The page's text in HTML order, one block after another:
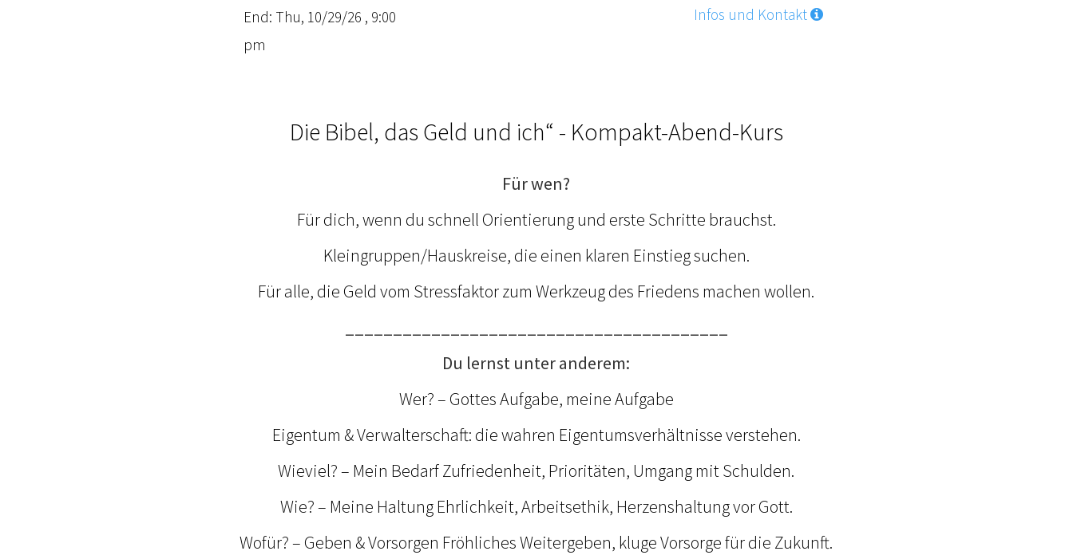
End: Thu, 10/29/26 , 9:00
pm
Infos und Kontakt
Die Bibel, das Geld und ich“ - Kompakt-Abend-Kurs
Für wen?
Für dich, wenn du schnell Orientierung und erste Schritte brauchst.
Kleingruppen/Hauskreise, die einen klaren Einstieg suchen.
Für alle, die Geld vom Stressfaktor zum Werkzeug des Friedens machen wollen.
Du lernst unter anderem:
Wer? – Gottes Aufgabe, meine Aufgabe
Eigentum & Verwalterschaft: die wahren Eigentumsverhältnisse verstehen.
Wieviel? – Mein Bedarf Zufriedenheit, Prioritäten, Umgang mit Schulden.
Wie? – Meine Haltung Ehrlichkeit, Arbeitsethik, Herzenshaltung vor Gott.
Wofür? – Geben & Vorsorgen Fröhliches Weitergeben, kluge Vorsorge für die Zukunft.